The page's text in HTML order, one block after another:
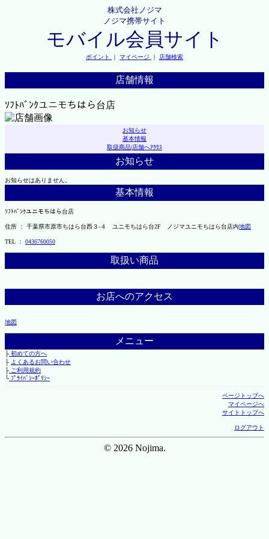
株式会社ノジマ
ノジマ携帯サイト
モバイル会員サイト
ポイント ｜ マイページ ｜ 店舗検索
店舗情報
ｿﾌﾄﾊﾞﾝｸユニモちはら台店
お知らせ
基本情報
取扱商品|店舗へｱｸｾｽ
お知らせ
お知らせはありません。
基本情報
ｿﾌﾄﾊﾞﾝｸユニモちはら台店
住所 ： 千葉県市原市ちはら台西３-４ ユニモちはら台2F ノジマユニモちはら台店内地図
TEL ： 0436760050
取扱い商品
お店へのアクセス
地図
メニュー
├初めての方へ
├ よくあるお問い合わせ
├ご利用規約
└ﾌﾟﾗｲﾊﾞｼｰﾎﾟﾘｼｰ
ページトップへ
マイページへ
サイトトップへ
ログアウト
© 2026 Nojima.